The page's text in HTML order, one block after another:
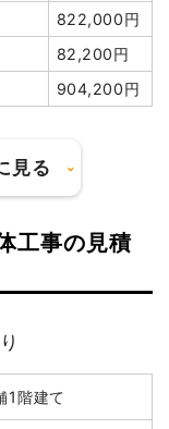
1,342,593
円
107,407円
1,450,000
2階建て
822,000円
82,200円
904,200円
見る
円
円
工事の見積
1階建て